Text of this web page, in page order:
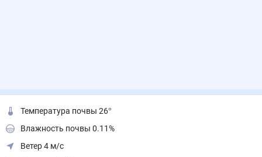
Температура почвы 26°
Влажность почвы 0.11%
Ветер 4 м/с